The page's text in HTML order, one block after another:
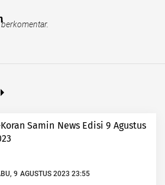
Samin News Edisi 9 Agustus
9 AGUSTUS 2023 23:55